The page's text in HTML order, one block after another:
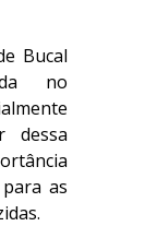
Bucal
no
dessa
as